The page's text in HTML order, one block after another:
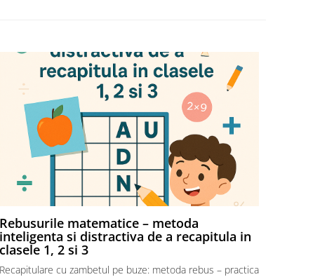
parinti,
(12) +
Rebusurile matematice – metoda
inteligenta si distractiva de a recapitula in
clasele 1, 2 si 3
Recapitulare cu zambetul pe buze: metoda rebus – practica